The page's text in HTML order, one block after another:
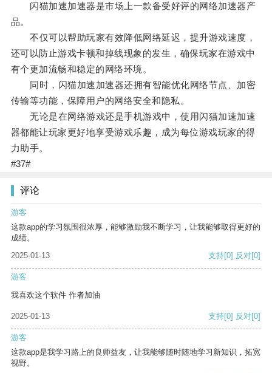
闪猫加速加速器是市场上一款备受好评的网络加速器产
品。
不仅可以帮助玩家有效降低网络延迟，提升游戏速度，
还可以防止游戏卡顿和掉线现象的发生，确保玩家在游戏中
有个更加流畅和稳定的网络环境。
同时，闪猫加速加速器还拥有智能优化网络节点、加密
传输等功能，保障用户的网络安全和隐私。
无论是在网络游戏还是手机游戏中，使用闪猫加速加速
器都能让玩家更好地享受游戏乐趣，成为每位游戏玩家的得
力助手。
#37#
评论
游客
这款app的学习氛围很浓厚，能够激励我不断学习，让我能够取得更好的
成绩。
2025-01-13
支持[0] 反对[0]
游客
我喜欢这个软件 作者加油
2025-01-13 支持[0] 反对[0]
游客
这款app是我学习路上的良师益友，让我能够随时随地学习新知识，拓宽
视野。